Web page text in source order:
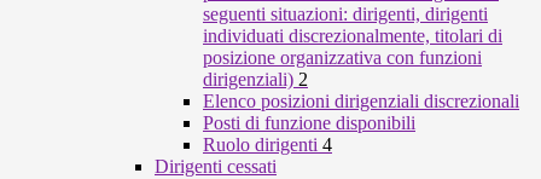
seguenti situazioni: dirigenti, dirigenti
individuati discrezionalmente, titolari di
posizione organizzativa con funzioni
dirigenziali) 2
Elenco posizioni dirigenziali discrezionali
Posti di funzione disponibili
Ruolo dirigenti 4
Dirigenti cessati